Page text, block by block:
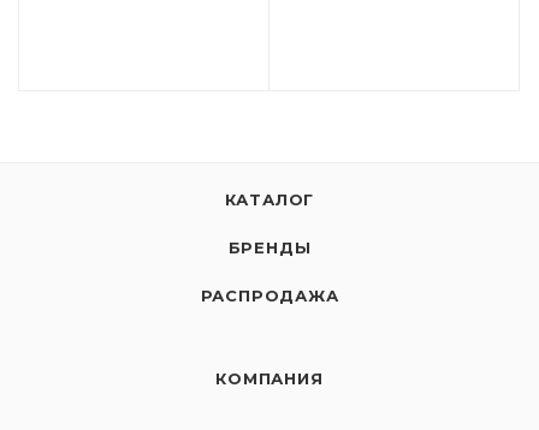
КАТАЛОГ
БРЕНДЫ
РАСПРОДАЖА
КОМПАНИЯ